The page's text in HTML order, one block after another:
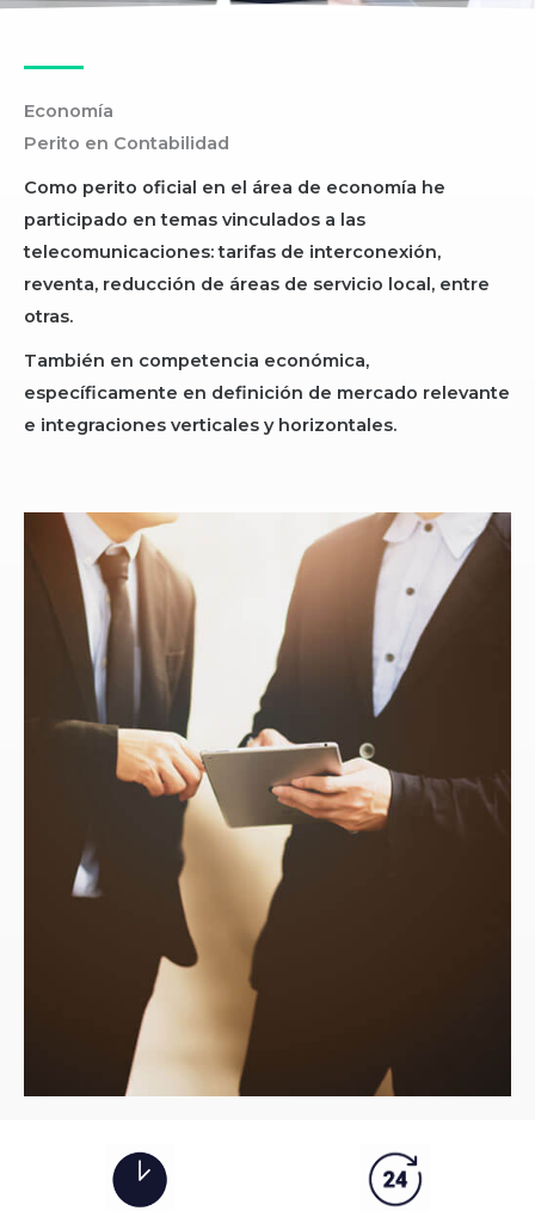
Economía
Perito en Contabilidad
Como perito oficial en el área de economía he
participado en temas vinculados a las
telecomunicaciones: tarifas de interconexión,
reventa, reducción de áreas de servicio local, entre
otras.
También en competencia económica,
específicamente en definición de mercado relevante
e integraciones verticales y horizontales.